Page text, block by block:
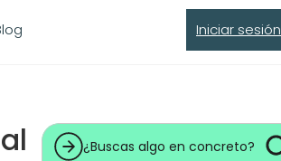
¿Buscas algo en concreto?
Iniciar sesión